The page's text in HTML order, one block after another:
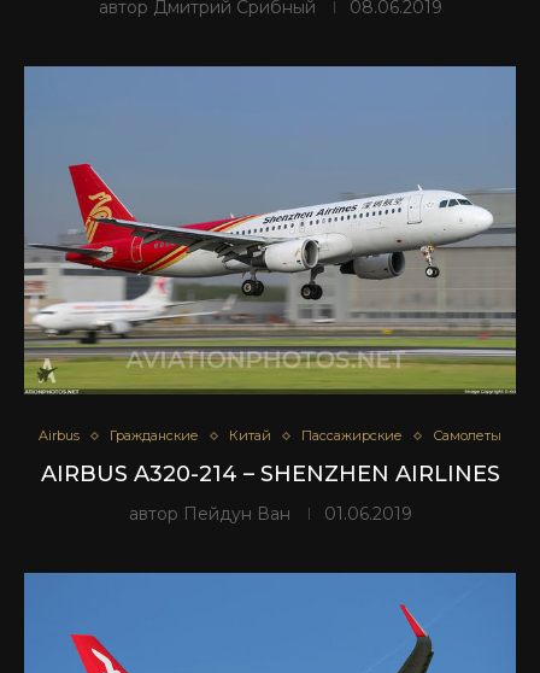
автор Дмитрий Срибный 08.06.2019
Airbus Гражданские Китай Пассажирские Самолеты
AIRBUS A320-214 – SHENZHEN AIRLINES
автор Пейдун Ван 01.06.2019